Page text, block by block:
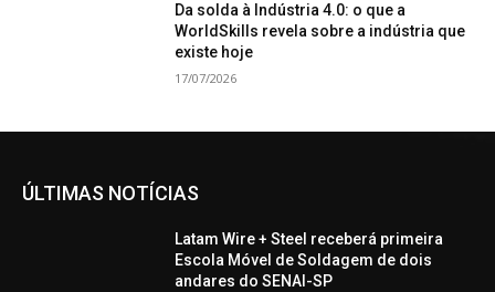
Da solda à Indústria 4.0: o que a
WorldSkills revela sobre a indústria que
existe hoje
17/07/2026
ÚLTIMAS NOTÍCIAS
Latam Wire + Steel receberá primeira
Escola Móvel de Soldagem de dois
andares do SENAI-SP